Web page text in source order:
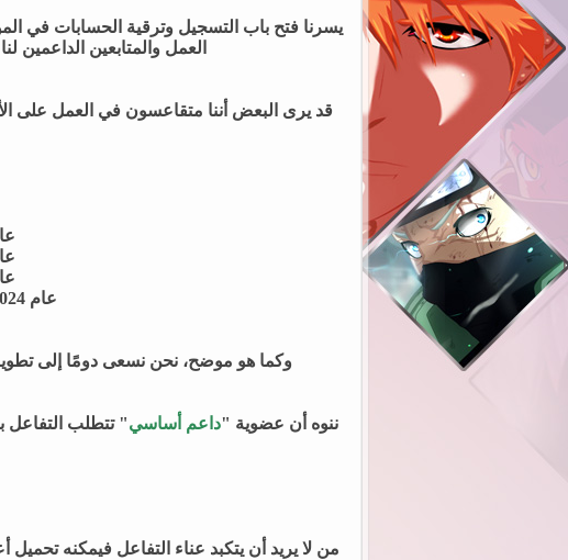
يسرنا فتح باب التسجيل وترقية الحسابات في
العمل والمتابعين الداعمين لنا طوال
قد يرى البعض أننا متقاعسون في العمل على
عام 2021: حصيلة طرحنا
عام 2022:
عام 2023:
عام 2024: حصيلتنا إلى هذا اليوم (31-7) هي 195
وكما هو موضح، نحن نسعى دومًا إلى تطوير
ننوه أن عضوية "داعم أساسي" تتطلب
من لا يريد أن يتكبد عناء التفاعل فيمكنه تحميل